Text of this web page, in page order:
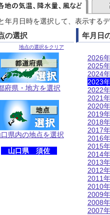
年月日時を選択して、表示する
の選択
地点の選択をクリア
府県・地方を選択
口県内の地点を選択
山口県 須佐
年月日
2026年
2025年
2024年
2023年
2022年
2021年
2020年
2019年
2018年
2017年
2016年
2015年
2014年
2013年
2012年
2011年
2010年
2009年
2008年
2007年